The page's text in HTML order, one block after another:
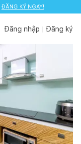
ĐĂNG KÝ NGAY!
ĐĂNG KÝ NGAY!
Đăng nhập Đăng ký